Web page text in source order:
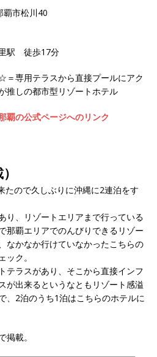
覇市松川40
駅 徒歩17分
専用テラスから直接プールにアク
推しの都市型リゾートホテル
覇の公式ページへのリンク
たので久しぶりに沖縄に2連泊をす
り、リゾートエリアまで行っている
那覇エリアでのんびりできるリゾー
なかなか行けていなかったこちらの
ク。
テラスがあり、そこから直接インフ
が出来るというなともリゾート感溢
、2泊のうち1泊はこちらのホテルに
載。